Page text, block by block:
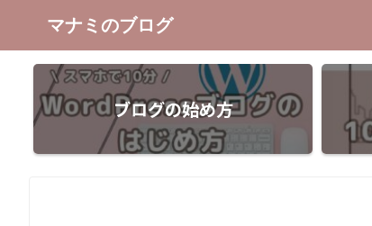
マナミのブログ
ブログの始め方